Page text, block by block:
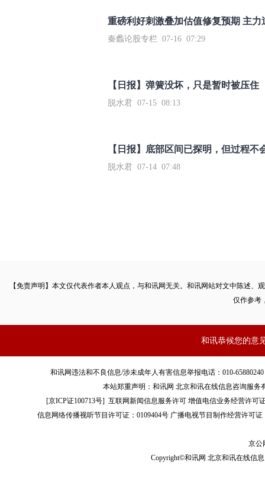
秦蠡论股专栏 07-16 07:29
【日报】弹簧没坏，只是暂时被压住
脱水君 07-15 08:13
【日报】底部区间已探明，但过程不
脱水君 07-14 07:48
【免责声明】本文仅代表作者本人观点，与和讯网无关。和讯网站对文中陈述
仅作参考
和讯恭候您的意
和讯网违法和不良信息/涉未成年人有害信息举报电话：010-
本站郑重声明：和讯网 北京和讯在线信息咨询服
[京ICP证100713号]互联网新闻信息服务许可 增值电信业务经营许可
信息网络传播视听节目许可证：0109404号 广播电视节目制作经营许可证
京公
Copyright©和讯网 北京和讯在线信